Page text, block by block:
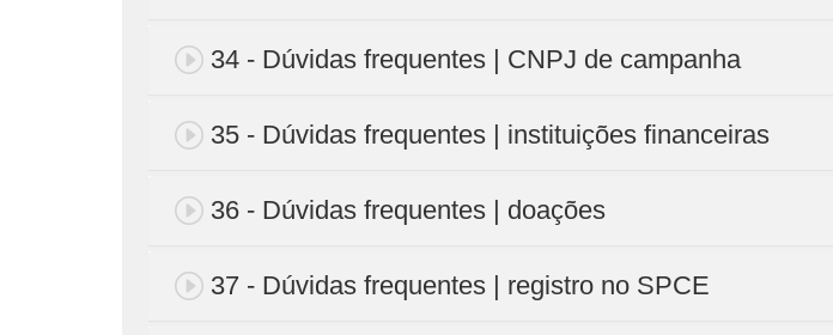
34 - Dúvidas frequentes | CNPJ de campanha
35 - Dúvidas frequentes | instituições financeiras
36 - Dúvidas frequentes | doações
37 - Dúvidas frequentes | registro no SPCE